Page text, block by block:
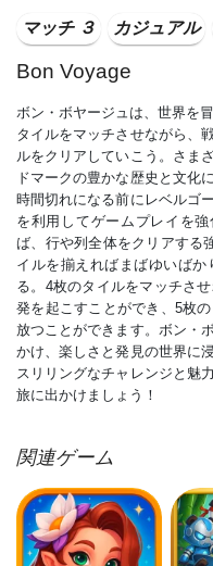
マッチ ３ カジュアル
Bon Voyage
ボン・ボヤージュは、世界を
タイルをマッチさせながら、
ルをクリアしていこう。さま
ドマークの豊かな歴史と文化
時間切れになる前にレベルゴ
を利用してゲームプレイを
ば、行や列全体をクリアする
イルを揃えればまばゆいばか
る。4枚のタイルをマッチさ
発を起こすことができ、5枚
放つことができます。ボン・
かけ、楽しさと発見の世界に
スリリングなチャレンジと魅
旅に出かけましょう！
関連ゲーム